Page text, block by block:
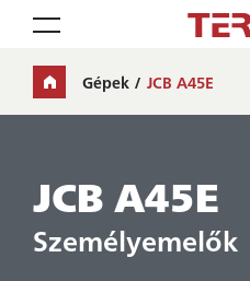
Toggle navigation
Gépek JCB A45E
JCB A45E
Személyemelők